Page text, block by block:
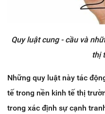
Quy luật cung - cầu và
thị
Những quy luật này tác
tế trong nền kinh tế thị
trong xác định sự cạnh